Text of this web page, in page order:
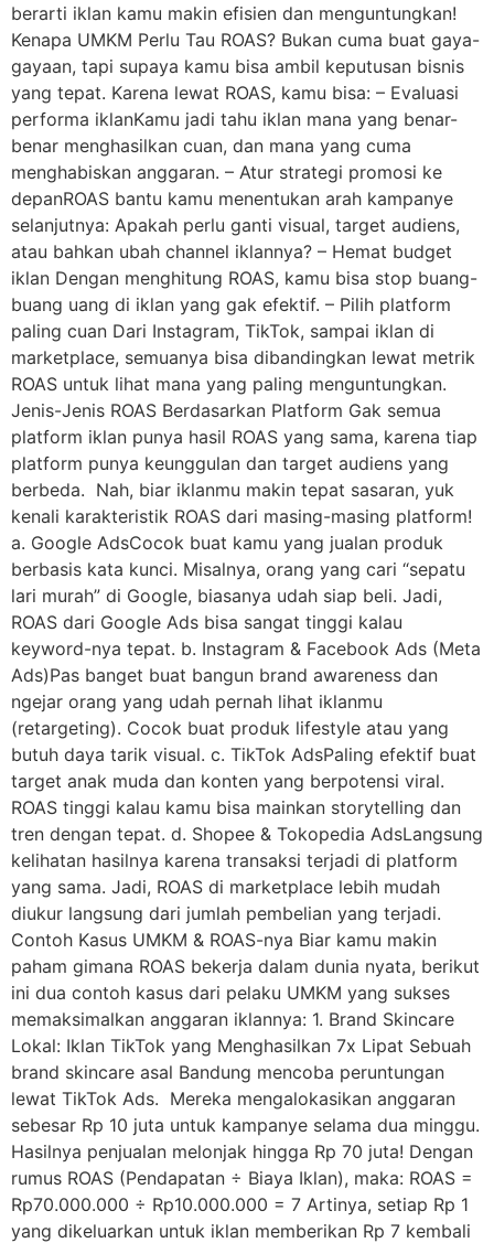
berarti iklan kamu makin efisien dan menguntungkan!
Kenapa UMKM Perlu Tau ROAS? Bukan cuma buat gaya-
gayaan, tapi supaya kamu bisa ambil keputusan bisnis
yang tepat. Karena lewat ROAS, kamu bisa: – Evaluasi
performa iklanKamu jadi tahu iklan mana yang benar-
benar menghasilkan cuan, dan mana yang cuma
menghabiskan anggaran. – Atur strategi promosi ke
depanROAS bantu kamu menentukan arah kampanye
selanjutnya: Apakah perlu ganti visual, target audiens,
atau bahkan ubah channel iklannya? – Hemat budget
iklan Dengan menghitung ROAS, kamu bisa stop buang-
buang uang di iklan yang gak efektif. – Pilih platform
paling cuan Dari Instagram, TikTok, sampai iklan di
marketplace, semuanya bisa dibandingkan lewat metrik
ROAS untuk lihat mana yang paling menguntungkan.
Jenis-Jenis ROAS Berdasarkan Platform Gak semua
platform iklan punya hasil ROAS yang sama, karena tiap
platform punya keunggulan dan target audiens yang
berbeda. Nah, biar iklanmu makin tepat sasaran, yuk
kenali karakteristik ROAS dari masing-masing platform!
a. Google AdsCocok buat kamu yang jualan produk
berbasis kata kunci. Misalnya, orang yang cari “sepatu
lari murah” di Google, biasanya udah siap beli. Jadi,
ROAS dari Google Ads bisa sangat tinggi kalau
keyword-nya tepat. b. Instagram & Facebook Ads (Meta
Ads)Pas banget buat bangun brand awareness dan
ngejar orang yang udah pernah lihat iklanmu
(retargeting). Cocok buat produk lifestyle atau yang
butuh daya tarik visual. c. TikTok AdsPaling efektif buat
target anak muda dan konten yang berpotensi viral.
ROAS tinggi kalau kamu bisa mainkan storytelling dan
tren dengan tepat. d. Shopee & Tokopedia AdsLangsung
kelihatan hasilnya karena transaksi terjadi di platform
yang sama. Jadi, ROAS di marketplace lebih mudah
diukur langsung dari jumlah pembelian yang terjadi.
Contoh Kasus UMKM & ROAS-nya Biar kamu makin
paham gimana ROAS bekerja dalam dunia nyata, berikut
ini dua contoh kasus dari pelaku UMKM yang sukses
memaksimalkan anggaran iklannya: 1. Brand Skincare
Lokal: Iklan TikTok yang Menghasilkan 7x Lipat Sebuah
brand skincare asal Bandung mencoba peruntungan
lewat TikTok Ads. Mereka mengalokasikan anggaran
sebesar Rp 10 juta untuk kampanye selama dua minggu.
Hasilnya penjualan melonjak hingga Rp 70 juta! Dengan
rumus ROAS (Pendapatan ÷ Biaya Iklan), maka: ROAS =
Rp70.000.000 ÷ Rp10.000.000 = 7 Artinya, setiap Rp 1
yang dikeluarkan untuk iklan memberikan Rp 7 kembali